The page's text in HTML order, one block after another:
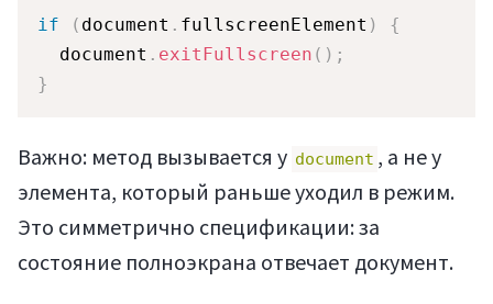
if ( document . fullscreenElement )
{
  document
. exitFullscreen ( ) ;
}
Важно: метод вызывается у document , а не у
элемента, который раньше уходил в режим.
Это симметрично спецификации: за
состояние полноэкрана отвечает документ.